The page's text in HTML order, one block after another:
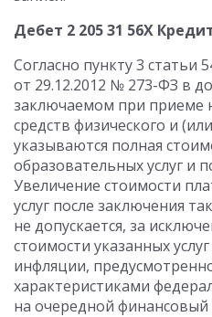
Дебет 2 205 31 56X
Согласно пункту 3 статьи
от 29.12.2012 № 273-ФЗ в
заключаемом при приеме
средств физического и
указываются полная
образовательных услуг и
Увеличение стоимости
услуг после заключения
не допускается, за
стоимости указанных
инфляции,
характеристиками
на очередной